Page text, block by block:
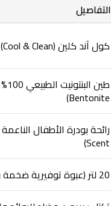
التفاصيل
كول آند كلين (Cool & Clean)
Bentonite)
Scent)
20 لتر (عبوة توفيرية ضخمة ومحكمة)